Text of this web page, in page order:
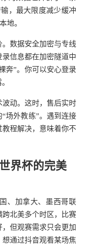
，最大限度减少缓冲
地。
数据安全加密与专线
信息都在加密隧道中
奔”。你可以安心登录
动。这时，售后实时
场外教练”。遇到连接
程解决，意味着你不
界杯的完美
、加拿大、墨西哥联
北美多个时区，比赛
但观赛需求只会更加
通过抖音观看某场焦